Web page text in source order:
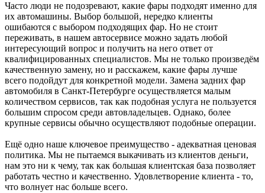
Часто люди не подозревают, какие фары подходят именно для
их автомашины. Выбор большой, нередко клиенты
ошибаются с выбором подходящих фар. Но не стоит
переживать, в нашем автосервисе можно задать любой
интересующий вопрос и получить на него ответ от
квалифицированных специалистов. Мы не только произведём
качественную замену, но и расскажем, какие фары лучше
всего подойдут для конкретной модели. Замена задних фар
автомобиля в Санкт-Петербурге осуществляется малым
количеством сервисов, так как подобная услуга не пользуется
большим спросом среди автовладельцев. Однако, более
крупные сервисы обычно осуществляют подобные операции.
Ещё одно наше ключевое преимущество - адекватная ценовая
политика. Мы не пытаемся выкачивать из клиентов деньги,
нам это ни к чему, так как большая клиентская база позволяет
работать честно и качественно. Удовлетворение клиента - то,
что волнует нас больше всего.